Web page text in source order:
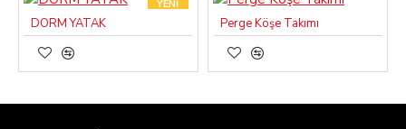
YENI
DORM YATAK Perge Köşe Takımı